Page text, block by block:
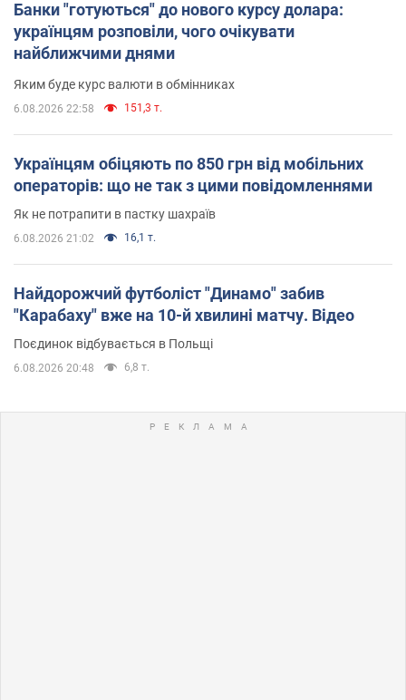
Банки "готуються" до нового курсу долара:
українцям розповіли, чого очікувати
найближчими днями
Яким буде курс валюти в обмінниках
6.08.2026 22:58 151,3 т.
Українцям обіцяють по 850 грн від мобільних
операторів: що не так з цими повідомленнями
Як не потрапити в пастку шахраїв
6.08.2026 21:02 16,1 т.
Найдорожчий футболіст "Динамо" забив
"Карабаху" вже на 10-й хвилині матчу. Відео
Поєдинок відбувається в Польщі
6.08.2026 20:48 6,8 т.